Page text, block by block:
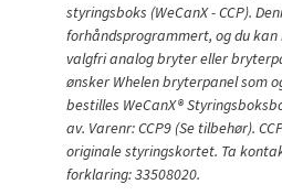
styringsboks (WeCanX - CCP).
forhåndsprogrammert, og du kan
valgfri analog bryter eller
ønsker Whelen bryterpanel som
bestilles WeCanX®
av. Varenr: CCP9 (Se tilbehør).
originale styringskortet. Ta
forklaring: 33508020.